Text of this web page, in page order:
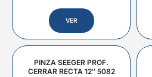
VER
PINZA SEEGER PROF.
CERRAR RECTA 12″ 5082